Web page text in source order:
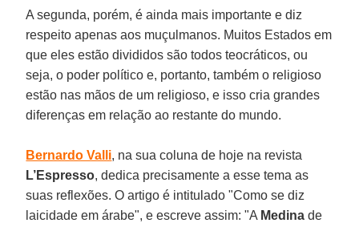
A segunda, porém, é ainda mais importante e diz
respeito apenas aos muçulmanos. Muitos Estados em
que eles estão divididos são todos teocráticos, ou
seja, o poder político e, portanto, também o religioso
estão nas mãos de um religioso, e isso cria grandes
diferenças em relação ao restante do mundo.
Bernardo Valli, na sua coluna de hoje na revista
L’Espresso, dedica precisamente a esse tema as
suas reflexões. O artigo é intitulado "Como se diz
laicidade em árabe", e escreve assim: "A Medina de